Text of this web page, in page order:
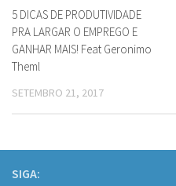
5 DICAS DE PRODUTIVIDADE
PRA LARGAR O EMPREGO E
GANHAR MAIS! Feat Geronimo
Theml
SETEMBRO 21, 2017
SIGA: